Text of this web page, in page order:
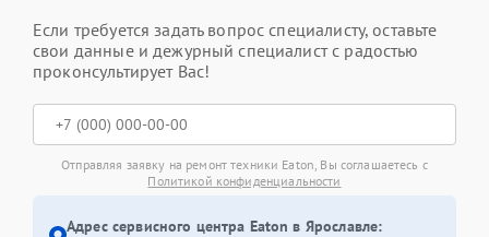
Если требуется задать вопрос специалисту, оставьте
свои данные и дежурный специалист с радостью
проконсультирует Вас!
Отправляя заявку на ремонт техники Eaton, Вы соглашаетесь с
Политикой конфиденциальности
Адрес сервисного центра Eaton в Ярославле: